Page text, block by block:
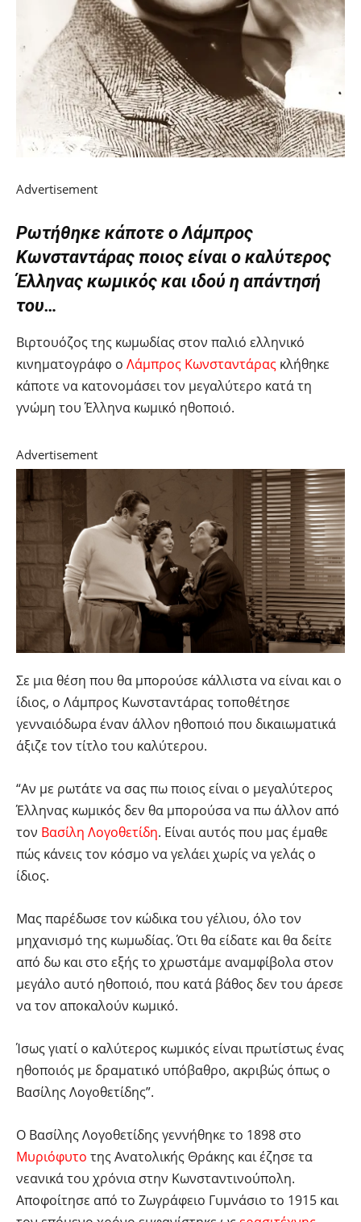
Advertisement
Ρωτήθηκε κάποτε ο Λάμπρος
Κωνσταντάρας ποιος είναι ο καλύτερος
Έλληνας κωμικός και ιδού η απάντησή
του…
Βιρτουόζος της κωμωδίας στον παλιό ελληνικό
κινηματογράφο ο Λάμπρος Κωνσταντάρας κλήθηκε
κάποτε να κατονομάσει τον μεγαλύτερο κατά τη
γνώμη του Έλληνα κωμικό ηθοποιό.
Advertisement
Σε μια θέση που θα μπορούσε κάλλιστα να είναι και ο
ίδιος, ο Λάμπρος Κωνσταντάρας τοποθέτησε
γενναιόδωρα έναν άλλον ηθοποιό που δικαιωματικά
άξιζε τον τίτλο του καλύτερου.
“Αν με ρωτάτε να σας πω ποιος είναι ο μεγαλύτερος
Έλληνας κωμικός δεν θα μπορούσα να πω άλλον από
τον Βασίλη Λογοθετίδη. Είναι αυτός που μας έμαθε
πώς κάνεις τον κόσμο να γελάει χωρίς να γελάς ο
ίδιος.
Μας παρέδωσε τον κώδικα του γέλιου, όλο τον
μηχανισμό της κωμωδίας. Ότι θα είδατε και θα δείτε
από δω και στο εξής το χρωστάμε αναμφίβολα στον
μεγάλο αυτό ηθοποιό, που κατά βάθος δεν του άρεσε
να τον αποκαλούν κωμικό.
Ίσως γιατί ο καλύτερος κωμικός είναι πρωτίστως ένας
ηθοποιός με δραματικό υπόβαθρο, ακριβώς όπως ο
Βασίλης Λογοθετίδης”.
Ο Βασίλης Λογοθετίδης γεννήθηκε το 1898 στο
Μυριόφυτο της Ανατολικής Θράκης και έζησε τα
νεανικά του χρόνια στην Κωνσταντινούπολη.
Αποφοίτησε από το Ζωγράφειο Γυμνάσιο το 1915 και